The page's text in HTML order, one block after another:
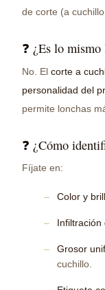
de corte (a
❓ ¿Es lo
No. El corte a
personalidad del
permite lonchas
❓ ¿Cómo
Fíjate en:
Color y
Grosor
cuchillo.